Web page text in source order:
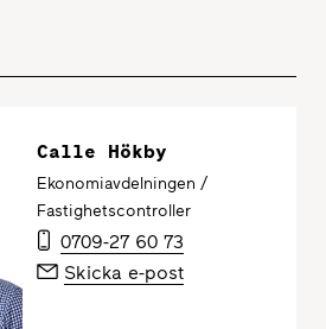
Calle Hökby
Ekonomiavdelningen /
Fastighetscontroller
0709-27 60 73
Skicka e-post